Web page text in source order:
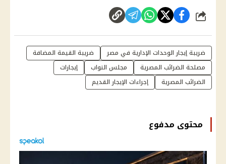
شارك
ضريبة إيجار الوحدات الإدارية في مصر
ضريبة القيمة المضافة
مصلحة الضرائب المصرية
مجلس النواب
إيجارات
الضرائب المصرية
إجراءات الإيجار القديم
محتوى مدفوع